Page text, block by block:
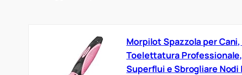
Morpilot Spazzola per
Toelettatura
Superflui e Sbrogliare Nodi